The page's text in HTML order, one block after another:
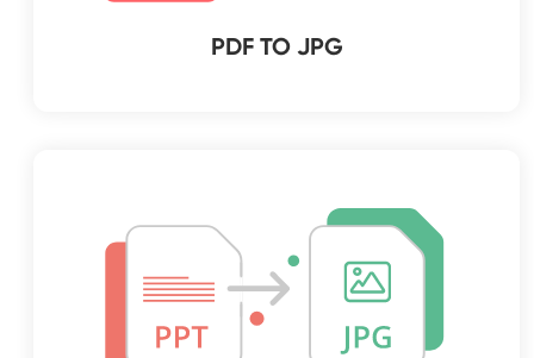
PDF TO JPG